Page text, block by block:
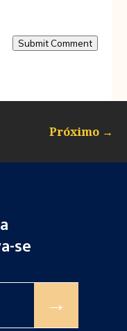
Submit Comment
Próximo →
se
→